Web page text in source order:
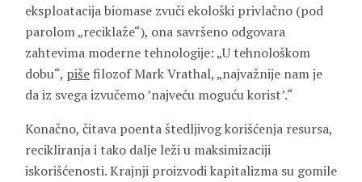
eksploatacija biomase zvuči ekološki privlačno (pod
parolom „reciklaže“), ona savršeno odgovara
zahtevima moderne tehnologije: „U tehnološkom
dobu“, pišefilozof Mark Vrathal, „najvažnije nam je
da iz svega izvučemo ’najveću moguću korist’.“
Konačno, čitava poenta štedljivog korišćenja resursa,
recikliranja i tako dalje leži u maksimizaciji
iskorišćenosti. Krajnji proizvodi kapitalizma su gomile